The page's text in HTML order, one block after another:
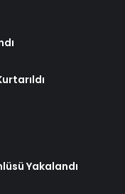
Yakalandı